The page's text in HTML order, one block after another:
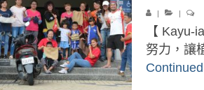
| |
【 Kayu-
努力，讓
Continued